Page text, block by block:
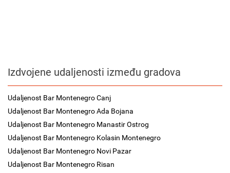
Izdvojene udaljenosti između gradova
Udaljenost Bar Montenegro Canj
Udaljenost Bar Montenegro Ada Bojana
Udaljenost Bar Montenegro Manastir Ostrog
Udaljenost Bar Montenegro Kolasin Montenegro
Udaljenost Bar Montenegro Novi Pazar
Udaljenost Bar Montenegro Risan